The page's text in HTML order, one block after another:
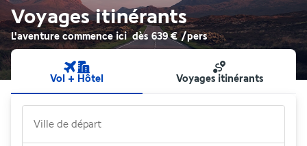
Voyages itinérants
L'aventure commence ici dès 639 € /pers
Vol + Hôtel Voyages itinérants
Ville de départ